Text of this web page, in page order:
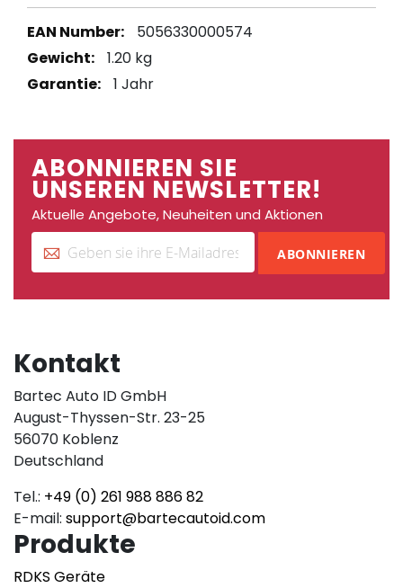
Weitere
Informationen
5056330000574
1.20 kg
1 Jahr
ABONNIEREN SIE
UNSEREN NEWSLETTER!
Aktuelle Angebote, Neuheiten und Aktionen
ABONNIEREN
Kontakt
Bartec Auto ID GmbH
August-Thyssen-Str. 23-25
56070 Koblenz
Deutschland
Tel.: +49 (0) 261 988 886 82
E-mail: support@bartecautoid.com
Produkte
RDKS Geräte